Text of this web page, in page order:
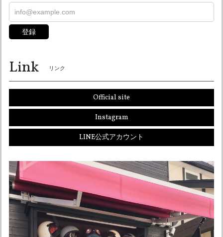
頭痛くもならないくらいのサイズ感で感動しました。 内張も
さりげなくおしゃれでいいです。 また福岡にも仕事でもよく
行くので機会があれば直接お店にも遊びに行かせて下さい♪
今回は本当に、ありがとうございました。
オーシャンビートル OCEANBEETLE PTR アイボリー 各サイズ有り SALE中！ 送料無料！販売終了まで在庫ラスト5個！
Lサイズ
2026/05/12
とても対応が早く、わざわざ電話連絡もしてもらい気持ち良
く買い物ができました。 まだ欲しいものがあるので、その時
はよろしくお願いします。 ありがとうございました。
こちらこそありがとうございました☆ またお声
かけください！ よろしくお願い申し上げます♪
登録
Link リンク
Official site
Instagram
LINE公式アカウント